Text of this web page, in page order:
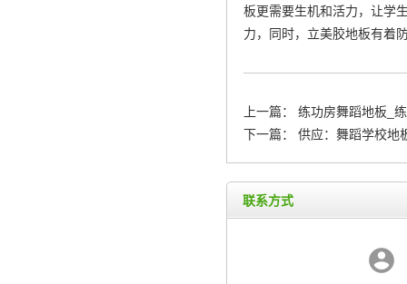
板更需要生机和活力，让学
力，同时，立美胶地板有着
上一篇：
练功房舞蹈地板_
下一篇：
供应：舞蹈学校地
联系方式